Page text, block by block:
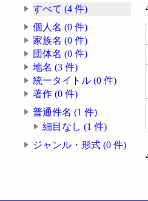
すべて (4 件)
個人名 (0 件)
家族名 (0 件)
団体名 (0 件)
地名 (3 件)
統一タイトル (0 件)
著作 (0 件)
普通件名 (1 件)
細目なし (1 件)
ジャンル・形式 (0 件)